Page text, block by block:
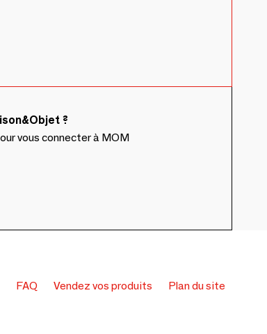
?
vous connecter à MOM
FAQ Vendez vos produits Plan du site